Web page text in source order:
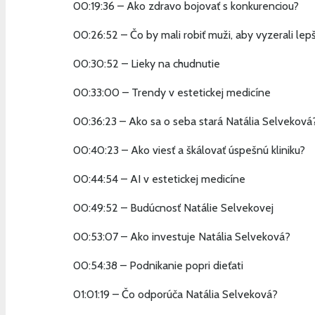
00:19:36 – Ako zdravo bojovať s konkurenciou?
00:26:52 – Čo by mali robiť muži, aby vyzerali
00:30:52 – Lieky na chudnutie
00:33:00 – Trendy v estetickej medicíne
00:36:23 – Ako sa o seba stará Natália
00:40:23 – Ako viesť a škálovať úspešnú kliniku?
00:44:54 – AI v estetickej medicíne
00:49:52 – Budúcnosť Natálie Selvekovej
00:53:07 – Ako investuje Natália Selveková?
00:54:38 – Podnikanie popri dieťati
01:01:19 – Čo odporúča Natália Selveková?